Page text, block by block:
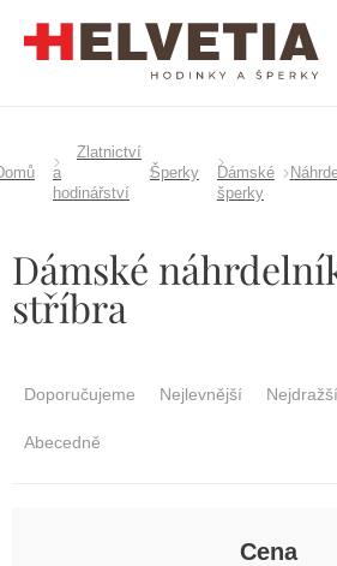
Zlatnictví
a
hodinářství
Šperky
Dámské
šperky
Dámské
stříbra
Doporučujeme Nejlevnější Nejdražší
Abecedně
Cena